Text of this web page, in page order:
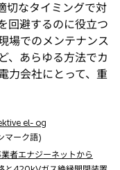
切なタイミングで対
回避するのに役立つ
場でのメンテナンス
、あらゆる方法でカ
力会社にとって、重
el- og
マーク語)
者エナジーネットから